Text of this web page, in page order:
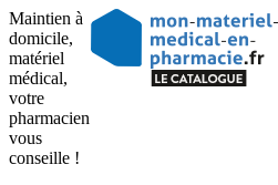
Maintien à
domicile,
matériel
médical,
votre
pharmacien
vous
conseille !